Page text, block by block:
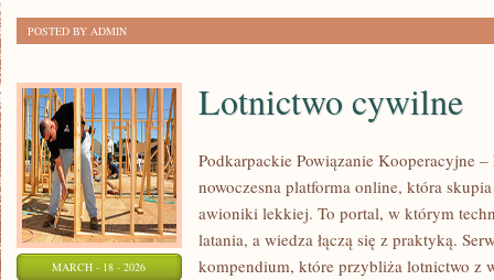
POSTED BY ADMIN
MARCH - 18 - 2026
Lotnictwo cywilne
Podkarpackie Powiązanie Kooperacyjne
nowoczesna platforma online, która
awioniki lekkiej. To portal, w którym
latania, a wiedza łączą się z praktyką.
kompendium, które przybliża lotnictwo z